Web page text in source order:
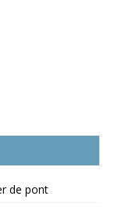
de pont